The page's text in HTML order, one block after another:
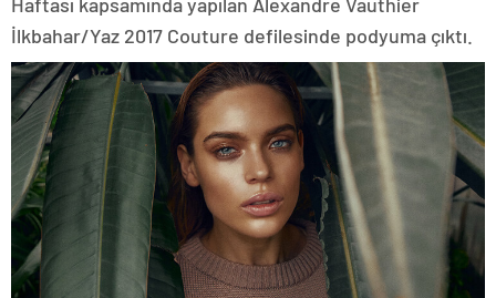
İlkbahar/Yaz 2017 Couture defilesinde podyuma çıktı.